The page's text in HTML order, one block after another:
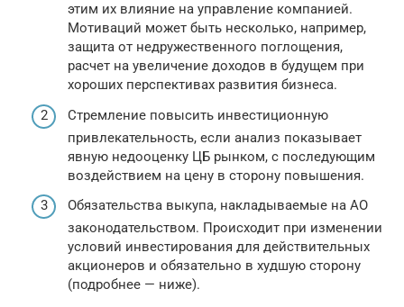
этим их влияние на управление компанией.
Мотиваций может быть несколько, например,
защита от недружественного поглощения,
расчет на увеличение доходов в будущем при
хороших перспективах развития бизнеса.
Стремление повысить инвестиционную
привлекательность, если анализ показывает
явную недооценку ЦБ рынком, с последующим
воздействием на цену в сторону повышения.
Обязательства выкупа, накладываемые на АО
законодательством. Происходит при изменении
условий инвестирования для действительных
акционеров и обязательно в худшую сторону
(подробнее — ниже).